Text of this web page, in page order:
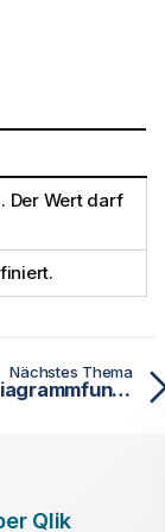
Der Wert darf
Nächstes Thema
PoissonInv Skript- und Diagrammfunktion
Qlik